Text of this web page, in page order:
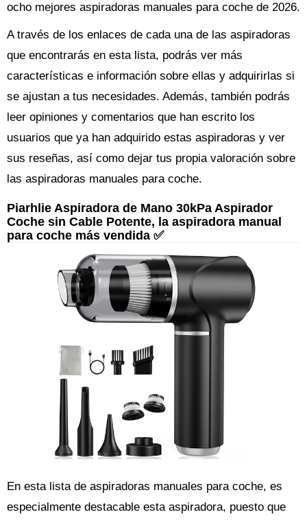
ocho mejores aspiradoras manuales para coche de 2026.
A través de los enlaces de cada una de las aspiradoras
que encontrarás en esta lista, podrás ver más
características e información sobre ellas y adquirirlas si
se ajustan a tus necesidades. Además, también podrás
leer opiniones y comentarios que han escrito los
usuarios que ya han adquirido estas aspiradoras y ver
sus reseñas, así como dejar tus propia valoración sobre
las aspiradoras manuales para coche.
Piarhlie Aspiradora de Mano 30kPa Aspirador
Coche sin Cable Potente, la aspiradora manual
para coche más vendida ✅
En esta lista de aspiradoras manuales para coche, es
especialmente destacable esta aspiradora, puesto que